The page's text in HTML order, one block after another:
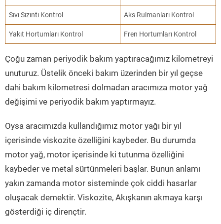
Sıvı Sızıntı Kontrol Aks Rulmanları Kontrol
Yakıt Hortumları Kontrol Fren Hortumları Kontrol
Çoğu zaman periyodik bakım yaptıracağımız kilometreyi
unuturuz. Üstelik önceki bakım üzerinden bir yıl geçse
dahi bakım kilometresi dolmadan aracımıza motor yağ
değişimi ve periyodik bakım yaptırmayız.
Oysa aracımızda kullandığımız motor yağı bir yıl
içerisinde viskozite özelliğini kaybeder. Bu durumda
motor yağ, motor içerisinde ki tutunma özelliğini
kaybeder ve metal sürtünmeleri başlar. Bunun anlamı
yakın zamanda motor sisteminde çok ciddi hasarlar
oluşacak demektir. Viskozite, Akışkanın akmaya karşı
gösterdiği iç dirençtir.